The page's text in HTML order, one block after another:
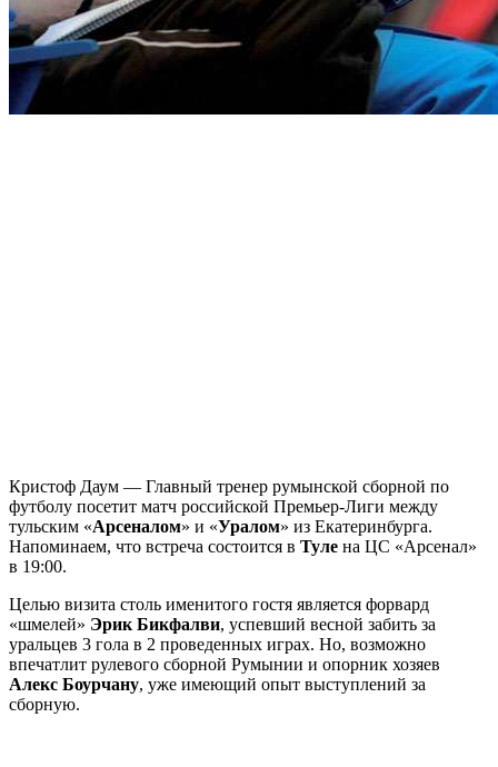
Кристоф Даум — Главный тренер румынской сборной по
футболу посетит матч российской Премьер-Лиги между
тульским «Арсеналом» и «Уралом» из Екатеринбурга.
Напоминаем, что встреча состоится в Туле на ЦС «Арсенал»
в 19:00.
Целью визита столь именитого гостя является форвард
«шмелей» Эрик Бикфалви, успевший весной забить за
уральцев 3 гола в 2 проведенных играх. Но, возможно
впечатлит рулевого сборной Румынии и опорник хозяев
Алекс Боурчану, уже имеющий опыт выступлений за
сборную.